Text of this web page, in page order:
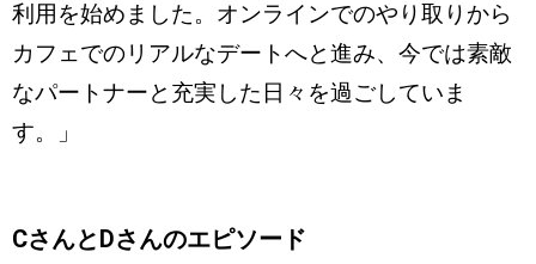
利用を始めました。オンラインでのやり取りから
カフェでのリアルなデートへと進み、今では素敵
なパートナーと充実した日々を過ごしていま
す。」
CさんとDさんのエピソード